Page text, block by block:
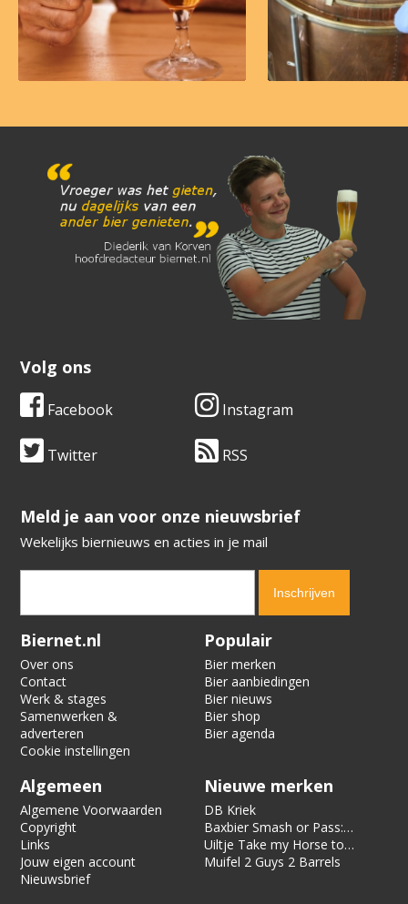
Volg ons
Facebook Instagram
Twitter RSS
​​​​​​​Meld je aan voor onze nieuwsbrief
Wekelijks biernieuws en acties in je mail
Verification code:
Biernet.nl
Over ons
Contact
Werk & stages
Samenwerken &
adverteren
Cookie instellingen
Populair
Bier merken
Bier aanbiedingen
Bier nieuws
Bier shop
Bier agenda
Algemeen
Algemene Voorwaarden
Copyright
Links
Jouw eigen account
Nieuwsbrief
Nieuwe merken
DB Kriek
Baxbier Smash or Pass:
Strata
Uiltje Take my Horse to
the Hotel Room
Muifel 2 Guys 2 Barrels